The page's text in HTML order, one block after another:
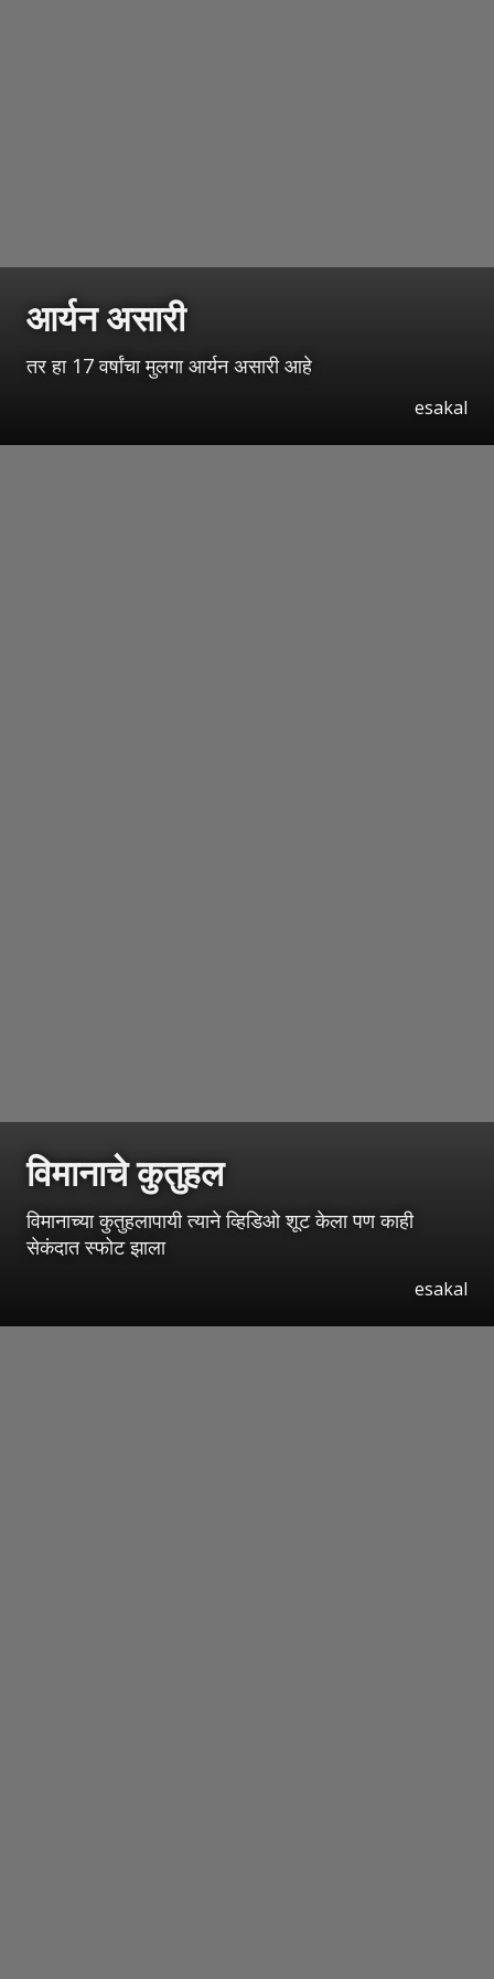
आर्यन असारी
तर हा 17 वर्षांचा मुलगा आर्यन असारी आहे
esakal
विमानाचे कुतुहल
विमानाच्या कुतुहलापायी त्याने व्हिडिओ शूट केला पण काही
सेकंदात स्फोट झाला
esakal